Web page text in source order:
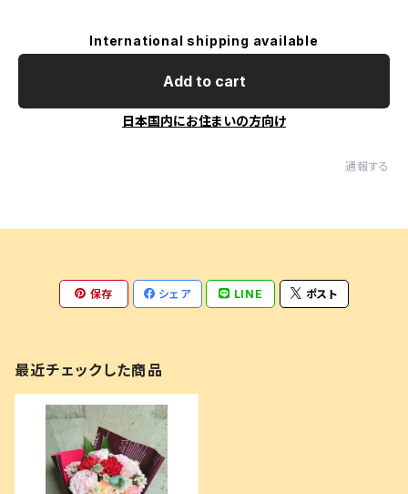
International shipping available
Add to cart
日本国内にお住まいの方向け
通報する
保存 シェア LINE ポスト
最近チェックした商品